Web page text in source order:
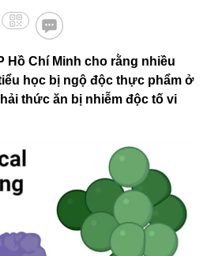
Hồ Chí Minh cho rằng nhiều
học bị ngộ độc thực phẩm ở
thức ăn bị nhiễm độc tố vi